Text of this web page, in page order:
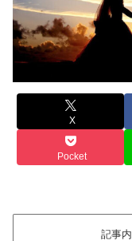
X
Pocket
記事